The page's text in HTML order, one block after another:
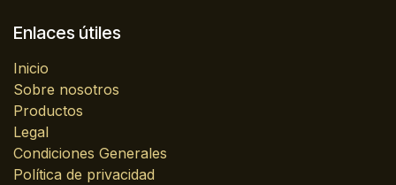
Enlaces útiles
Inicio
Sobre nosotros
Productos
Legal
Condiciones Generales
Política de privacidad